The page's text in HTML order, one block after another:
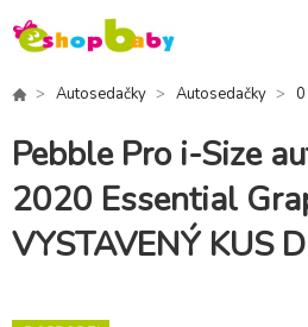
Autosedačky Autosedačky
Pebble Pro i-Size
2020 Essential
VYSTAVENÝ KUS